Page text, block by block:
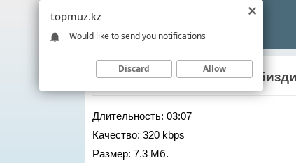
Нурбол Нурлан– Журек
Длительность: 03:07
Качество: 320 kbps
Размер: 7.3 Мб.
topmuz.kz
Would like to send you notifications
Discard Allow